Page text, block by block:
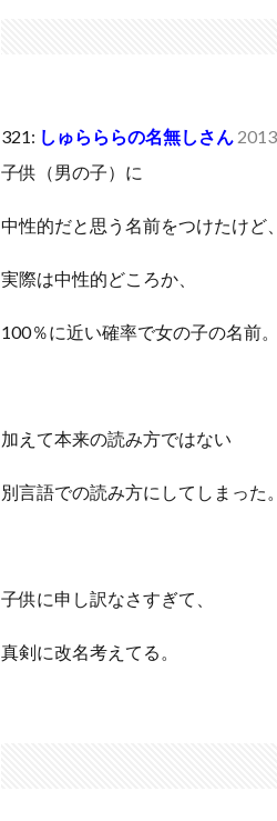
可愛い彼女が部屋に入ってきた。も
321: しゅらららの名無しさん
子供（男の子）に
中性的だと思う名前をつけたけど、
実際は中性的どころか、
100％に近い確率で女の子の名前。
加えて本来の読み方ではない
別言語での読み方にしてしまった。
子供に申し訳なさすぎて、
真剣に改名考えてる。